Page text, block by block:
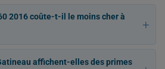
2016 coûte-t-il le moins cher à
affichent-elles des primes